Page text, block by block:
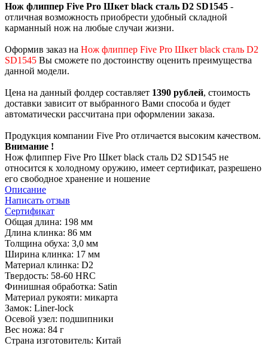
Нож флиппер Five Pro Шкет black сталь D2 SD1545 -
отличная возможность приобрести удобный складной
карманный нож на любые случаи жизни.
Оформив заказ на Нож флиппер Five Pro Шкет black сталь D2
SD1545 Вы сможете по достоинству оценить преимущества
данной модели.
Цена на данный фолдер составляет 1390 рублей, стоимость
доставки зависит от выбранного Вами способа и будет
автоматически рассчитана при оформлении заказа.
Продукция компании Five Pro отличается высоким качеством.
Внимание !
Нож флиппер Five Pro Шкет black сталь D2 SD1545 не
относится к холодному оружию, имеет сертификат, разрешено
его свободное хранение и ношение
Описание
Написать отзыв
Сертификат
Общая длина: 198 мм
Длина клинка: 86 мм
Толщина обуха: 3,0 мм
Ширина клинка: 17 мм
Материал клинка: D2
Твердость: 58-60 HRC
Финишная обработка: Satin
Материал рукояти: микарта
Замок: Liner-lock
Осевой узел: подшипники
Вес ножа: 84 г
Страна изготовитель: Китай